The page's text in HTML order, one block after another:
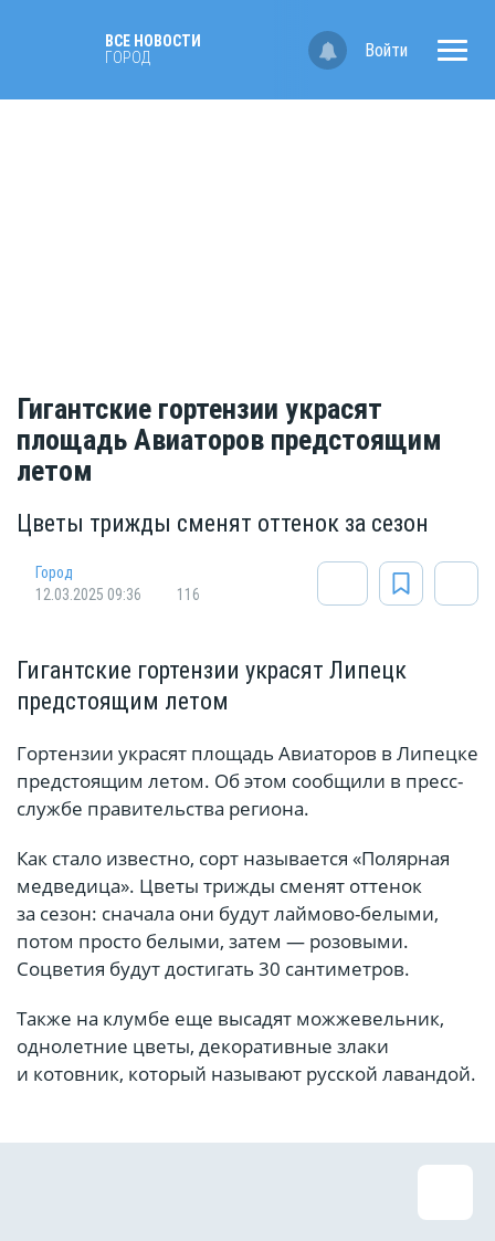
ВСЕ НОВОСТИ
ГОРОД
Войти
Гигантские гортензии украсят
площадь Авиаторов предстоящим
летом
Цветы трижды сменят оттенок за сезон
Город
12.03.2025 09:36
116
Гигантские гортензии украсят Липецк
предстоящим летом
Гортензии украсят площадь Авиаторов в Липецке
предстоящим летом. Об этом сообщили в пресс-
службе правительства региона.
Как стало известно, сорт называется «Полярная
медведица». Цветы трижды сменят оттенок
за сезон: сначала они будут лаймово-белыми,
потом просто белыми, затем — розовыми.
Соцветия будут достигать 30 сантиметров.
Также на клумбе еще высадят можжевельник,
однолетние цветы, декоративные злаки
и котовник, который называют русской лавандой.